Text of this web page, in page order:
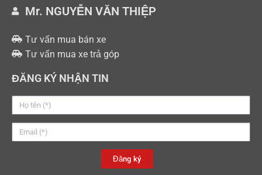
Mr. NGUYỄN VĂN THIỆP
Tư vấn mua bán xe
Tư vấn mua xe trả góp
ĐĂNG KÝ NHẬN TIN
Đăng ký